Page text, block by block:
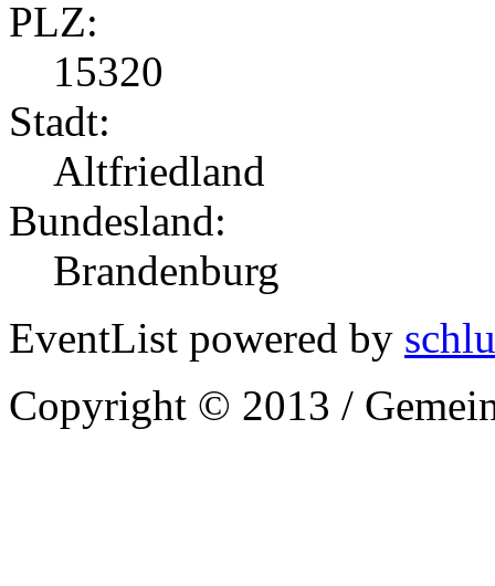
PLZ:
15320
Stadt:
Altfriedland
Bundesland:
Brandenburg
EventList powered by
Copyright © 2013 /